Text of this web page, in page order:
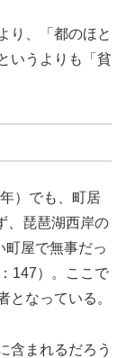
り、「都のほと
いうよりも「貧
）でも、町居
、琵琶湖西岸の
町屋で無事だっ
147）。ここで
となっている。
含まれるだろう